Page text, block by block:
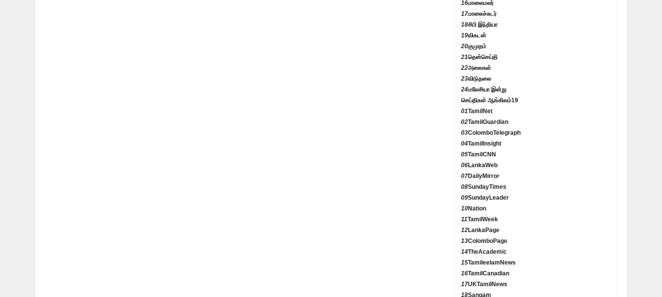
16மாலைமலர்
17மாலைச்சுடர்
18சிபி இந்தியா
19விகடன்
20குமுதம்
21தென்செய்தி
22அலைகள்
23விடுதலை
24மலேசியா இன்று
செய்திகள் ஆங்கிலம்19
01TamilNet
02TamilGuardian
03ColomboTelegraph
04TamilInsight
05TamilCNN
06LankaWeb
07DailyMirror
08SundayTimes
09SundayLeader
10Nation
11TamilWeek
12LankaPage
13ColomboPage
14TheAcademic
15TamileelamNews
16TamilCanadian
17UKTamilNews
18Sangam